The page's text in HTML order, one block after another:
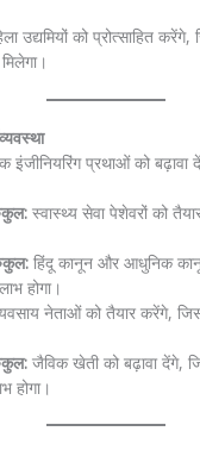
उद्यमियों को प्रोत्साहित
इंजीनियरिंग प्रथाओं को बढ़ावा
स्वास्थ्य सेवा पेशेवरों को
हिंदू कानून और आधुनिक
होगा।
नेताओं को तैयार करेंगे,
जैविक खेती को बढ़ावा देंगे,
होगा।